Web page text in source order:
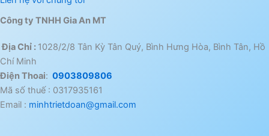
Công ty TNHH Gia An MT
Địa Chỉ : 1028/2/8 Tân Kỳ Tân Quý, Bình Hưng Hòa, Bình Tân, Hồ
Chí Minh
Điện Thoai: 0903809806
Mã số thuế : 0317935161
Email : minhtrietdoan@gmail.com